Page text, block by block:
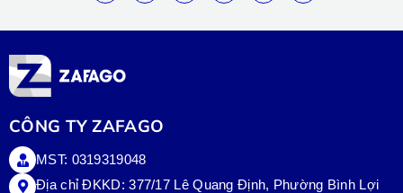
CÔNG TY ZAFAGO
MST: 0319319048
Địa chỉ ĐKKD: 377/17 Lê Quang Định, Phường Bình Lợi